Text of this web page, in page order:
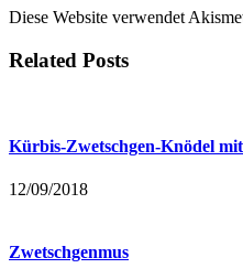
Diese Website verwendet
Related Posts
Kürbis-Zwetschgen-Knödel
12/09/2018
Zwetschgenmus